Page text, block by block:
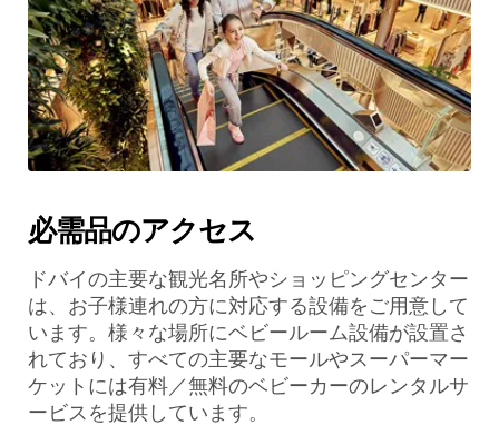
必需品のアクセス
ドバイの主要な観光名所やショッピングセンター
は、お子様連れの方に対応する設備をご用意して
います。様々な場所にベビールーム設備が設置さ
れており、すべての主要なモールやスーパーマー
ケットには有料／無料のベビーカーのレンタルサ
ービスを提供しています。